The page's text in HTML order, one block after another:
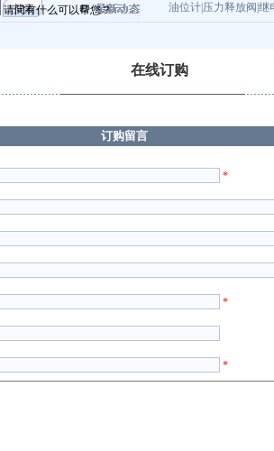
油位计|压力释放阀|继
在线订购
订购留言
*
*
*
请问有什么可以帮您？